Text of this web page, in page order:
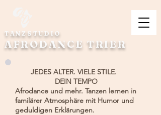
TANZSTUDIO
AFRODANCE TRIER
JEDES ALTER. VIELE STILE.
DEIN TEMPO
Afrodance und mehr. Tanzen lernen in
familärer Atmosphäre mit Humor und
geduldigen Erklärungen.